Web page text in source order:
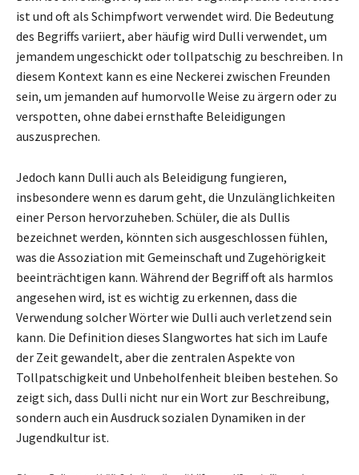
ist und oft als Schimpfwort verwendet wird. Die Bedeutung
des Begriffs variiert, aber häufig wird Dulli verwendet, um
jemandem ungeschickt oder tollpatschig zu beschreiben. In
diesem Kontext kann es eine Neckerei zwischen Freunden
sein, um jemanden auf humorvolle Weise zu ärgern oder zu
verspotten, ohne dabei ernsthafte Beleidigungen
auszusprechen.
Jedoch kann Dulli auch als Beleidigung fungieren,
insbesondere wenn es darum geht, die Unzulänglichkeiten
einer Person hervorzuheben. Schüler, die als Dullis
bezeichnet werden, könnten sich ausgeschlossen fühlen,
was die Assoziation mit Gemeinschaft und Zugehörigkeit
beeinträchtigen kann. Während der Begriff oft als harmlos
angesehen wird, ist es wichtig zu erkennen, dass die
Verwendung solcher Wörter wie Dulli auch verletzend sein
kann. Die Definition dieses Slangwortes hat sich im Laufe
der Zeit gewandelt, aber die zentralen Aspekte von
Tollpatschigkeit und Unbeholfenheit bleiben bestehen. So
zeigt sich, dass Dulli nicht nur ein Wort zur Beschreibung,
sondern auch ein Ausdruck sozialen Dynamiken in der
Jugendkultur ist.